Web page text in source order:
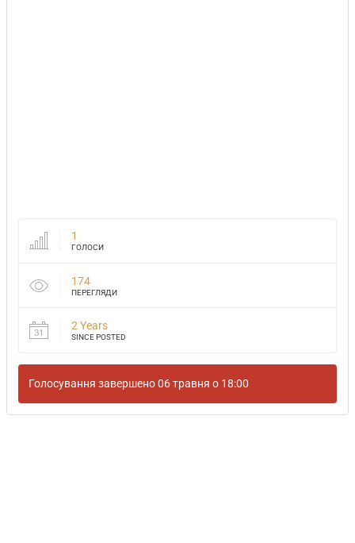
1
ГОЛОСИ
174
ПЕРЕГЛЯДИ
2 Years
SINCE POSTED
Голосування завершено 06 травня о 18:00